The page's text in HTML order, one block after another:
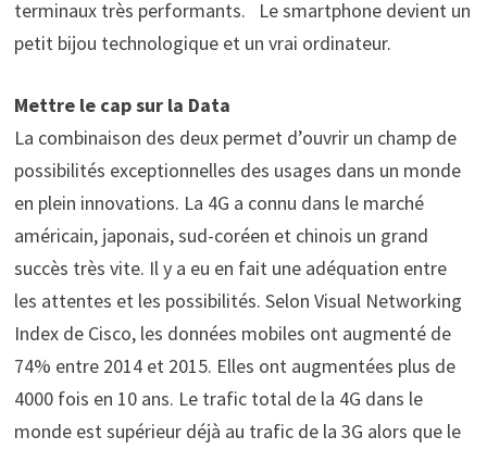
terminaux très performants. Le smartphone devient un
petit bijou technologique et un vrai ordinateur.
Mettre le cap sur la Data
La combinaison des deux permet d’ouvrir un champ de
possibilités exceptionnelles des usages dans un monde
en plein innovations. La 4G a connu dans le marché
américain, japonais, sud-coréen et chinois un grand
succès très vite. Il y a eu en fait une adéquation entre
les attentes et les possibilités. Selon Visual Networking
Index de Cisco, les données mobiles ont augmenté de
74% entre 2014 et 2015. Elles ont augmentées plus de
4000 fois en 10 ans. Le trafic total de la 4G dans le
monde est supérieur déjà au trafic de la 3G alors que le